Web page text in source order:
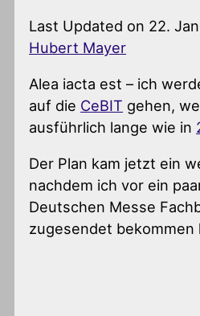
Last Updated on 22.
Hubert Mayer
Alea iacta est – ich
auf die CeBIT gehen,
ausführlich lange wie in
Der Plan kam jetzt ein
nachdem ich vor ein
Deutschen Messe
zugesendet bekommen